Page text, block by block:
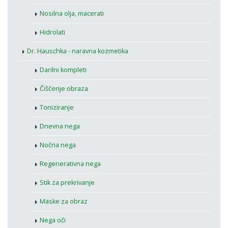
Nosilna olja, macerati
Hidrolati
Dr. Hauschka - naravna kozmetika
Darilni kompleti
Čiščenje obraza
Toniziranje
Dnevna nega
Nočna nega
Regenerativna nega
Stik za prekrivanje
Maske za obraz
Nega oči